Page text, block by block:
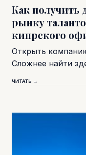
Как получить
рынку
кипрского
Открыть
Сложнее найти
ЧИТАТЬ →